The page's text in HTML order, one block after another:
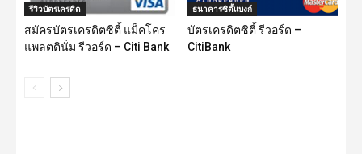
รีวิวบัตรเครดิต
สมัครบัตรเครดิตซิตี้ แม็คโคร
แพลตตินั่ม รีวอร์ด – Citi Bank
ธนาคารซิตี้แบงก์
บัตรเครดิตซิตี้ รีวอร์ด –
CitiBank